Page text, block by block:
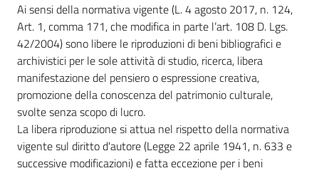
su
Ai sensi della normativa vigente (L. 4 agosto 2017, n. 124,
Art. 1, comma 171, che modifica in parte l’art. 108 D. Lgs.
42/2004) sono libere le riproduzioni di beni bibliografici e
archivistici per le sole attività di studio, ricerca, libera
manifestazione del pensiero o espressione creativa,
promozione della conoscenza del patrimonio culturale,
svolte senza scopo di lucro.
La libera riproduzione si attua nel rispetto della normativa
vigente sul diritto d'autore (Legge 22 aprile 1941, n. 633 e
successive modificazioni) e fatta eccezione per i beni